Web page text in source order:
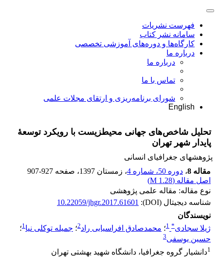
فهرست نشریات
سامانه نشر کتاب
کارگاه‌ها و دوره‌های آموزشی تخصصی
درباره ما
درباره ما
تماس با ما
شورای برنامه‌ریزی و ارتقای مجلات علمی
English
تحلیل شاخص‌های جهانی محیطزیست با رویکرد توسعۀ
پایدار شهر تهران
پژوهشهای جغرافیای انسانی
مقاله 8
، دوره 50، شماره 4 ، زمستان 1397 ، صفحه 907-927
اصل مقاله (1.28 M
)
نوع مقاله: مقاله علمی پژوهشی
شناسه دیجیتال (DOI):
10.22059/jhgr.2017.61601
نویسندگان
ژیلا سجادی*
1؛ محمدصادق افراسیابی راد2؛ جمیله توکلی نیا1؛
حسین یوسفی3
1دانشیار گروه جغرافیا، دانشگاه شهید بهشتی تهران